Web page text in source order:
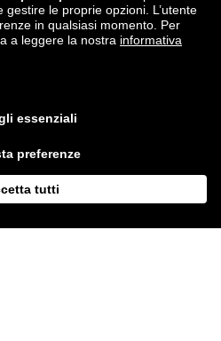
zalando-lounge.sk
zalando-lounge.no